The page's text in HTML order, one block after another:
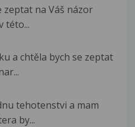
zeptat na Váš názor
této...
a chtěla bych se zeptat
tehotenstvi a mam
by...